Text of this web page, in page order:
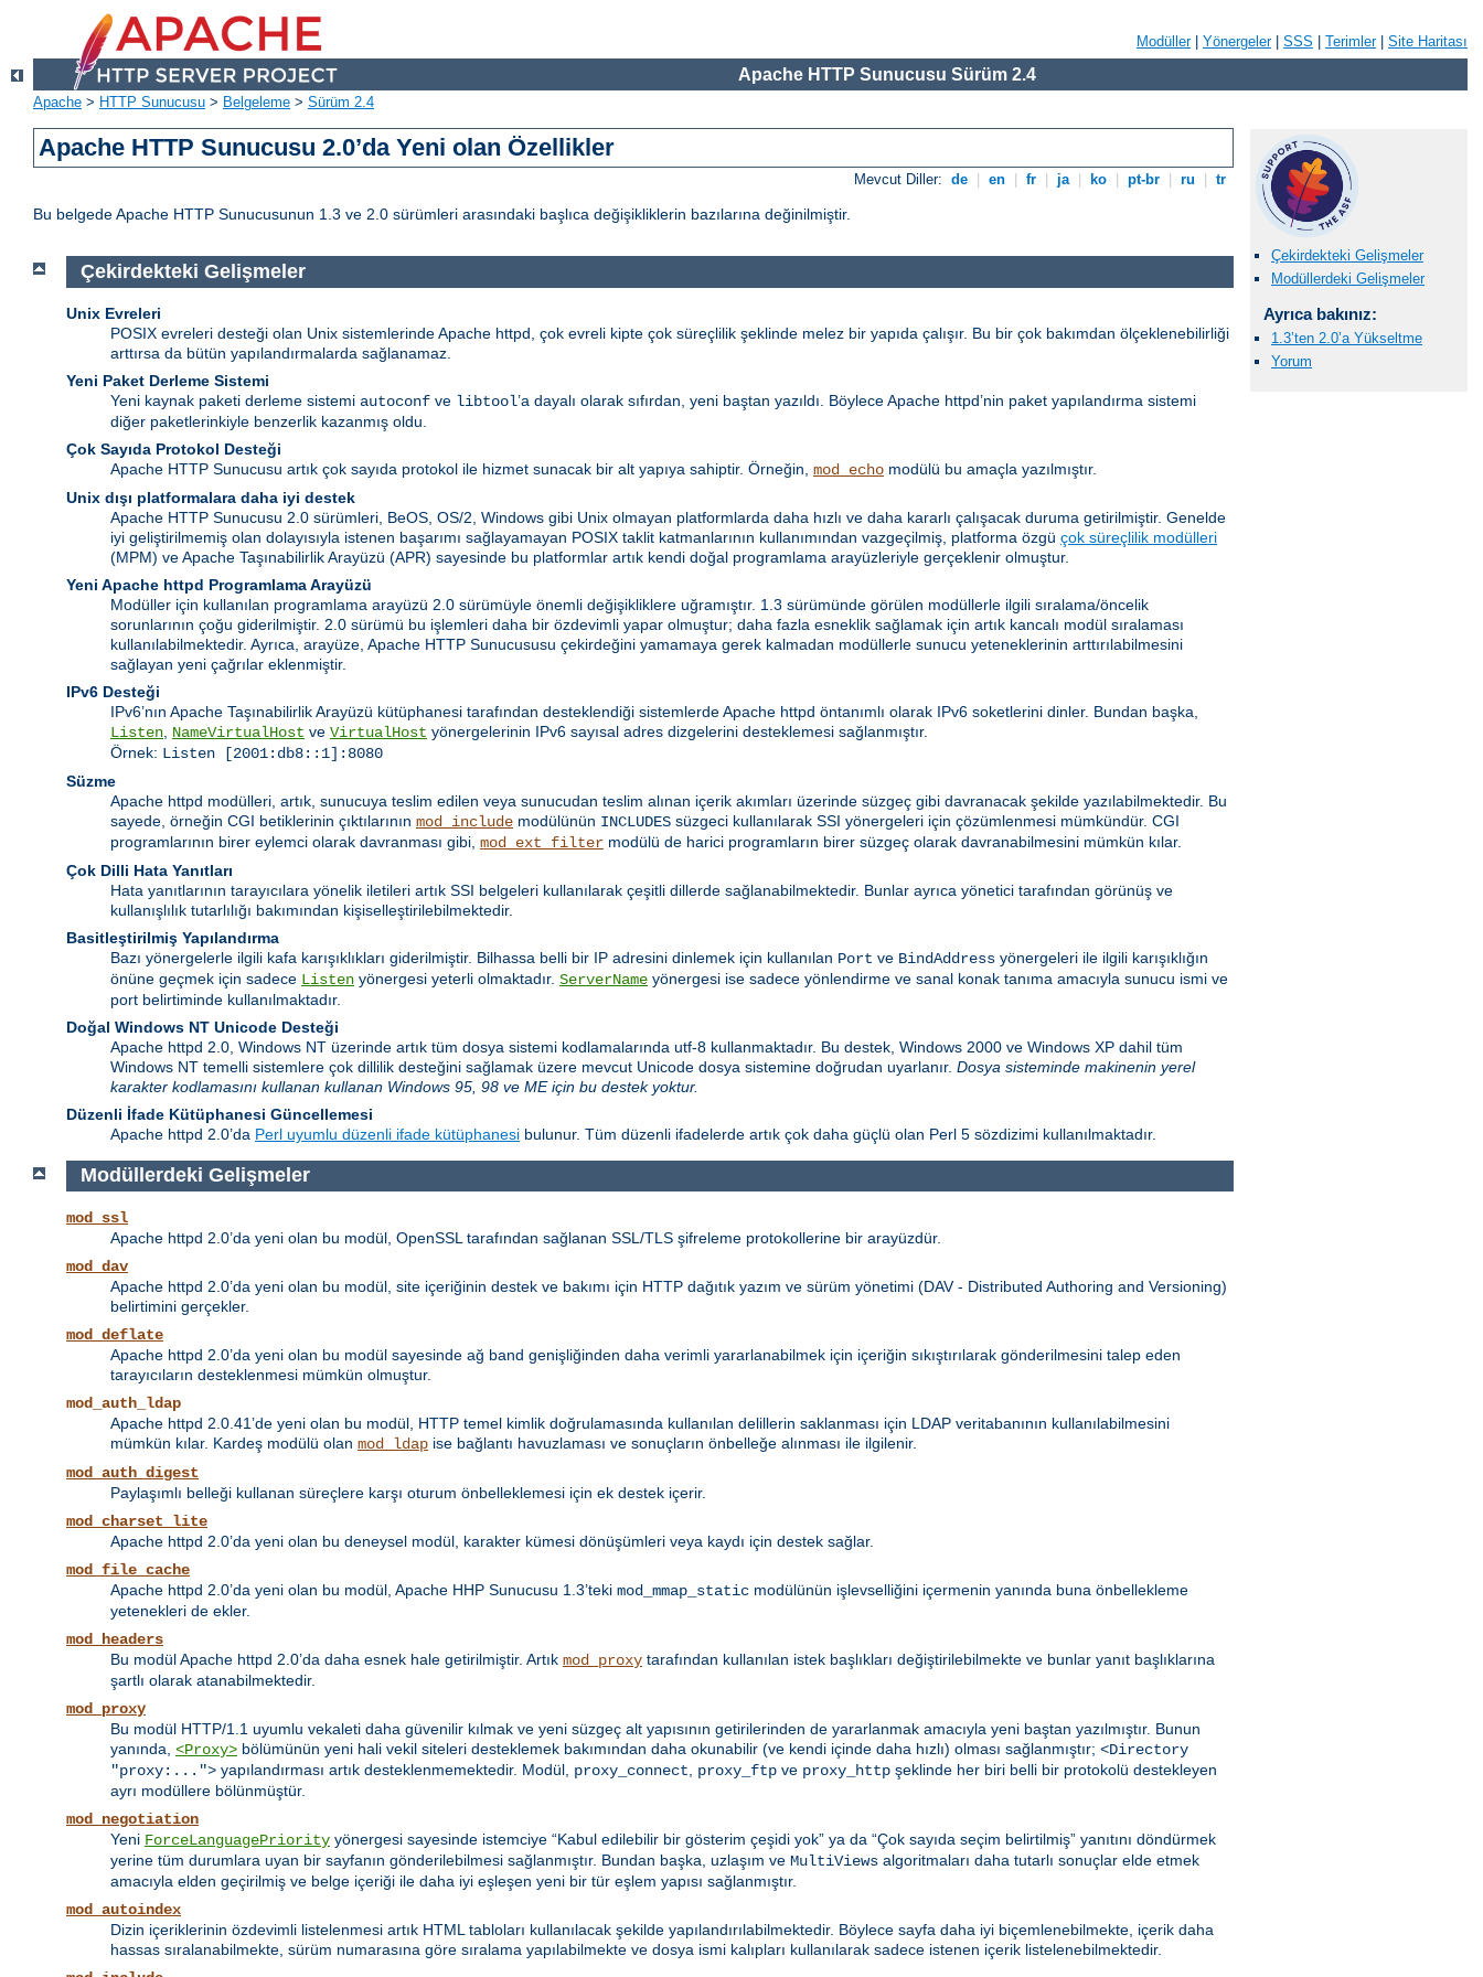
Modüller| Yönergeler| SSS Terimler| Site Haritası
Apache HTTP Sunucusu Sürüm 2.4
Apache > HTTP Sunucusu > Belgeleme > Sürüm 2.4
Apache HTTP Sunucusu 2.0’da Yeni olan Özellikler
Mevcut Diller: de en fr ja ko pt-br ru tr
Bu belgede Apache HTTP Sunucusunun 1.3 ve 2.0 sürümleri arasındaki başlıca değişikliklerin bazılarına değinilmiştir.
Çekirdekteki Gelişmeler
Modüllerdeki Gelişmeler
Ayrıca bakınız:
1.3’ten 2.0’a Yükseltme
Yorum
Çekirdekteki Gelişmeler
Unix Evreleri
POSIX evreleri desteği olan Unix sistemlerinde Apache httpd, çok evreli kipte çok süreçlilik şeklinde melez bir yapıda çalışır. Bu bir çok bakımdan ölçeklenebilirliği
arttırsa da bütün yapılandırmalarda sağlanamaz.
Yeni Paket Derleme Sistemi
Yeni kaynak paketi derleme sistemi autoconf ve libtool’a dayalı olarak sıfırdan, yeni baştan yazıldı. Böylece Apache httpd’nin paket yapılandırma sistemi
diğer paketlerinkiyle benzerlik kazanmış oldu.
Çok Sayıda Protokol Desteği
Apache HTTP Sunucusu artık çok sayıda protokol ile hizmet sunacak bir alt yapıya sahiptir. Örneğin, mod_echo modülü bu amaçla yazılmıştır.
Unix dışı platformalara daha iyi destek
Apache HTTP Sunucusu 2.0 sürümleri, BeOS, OS/2, Windows gibi Unix olmayan platformlarda daha hızlı ve daha kararlı çalışacak duruma getirilmiştir. Genelde
iyi geliştirilmemiş olan dolayısıyla istenen başarımı sağlayamayan POSIX taklit katmanlarının kullanımından vazgeçilmiş, platforma özgü çok süreçlilik modülleri
(MPM) ve Apache Taşınabilirlik Arayüzü (APR) sayesinde bu platformlar artık kendi doğal programlama arayüzleriyle gerçeklenir olmuştur.
Yeni Apache httpd Programlama Arayüzü
Modüller için kullanılan programlama arayüzü 2.0 sürümüyle önemli değişikliklere uğramıştır. 1.3 sürümünde görülen modüllerle ilgili sıralama/öncelik
sorunlarının çoğu giderilmiştir. 2.0 sürümü bu işlemleri daha bir özdevimli yapar olmuştur; daha fazla esneklik sağlamak için artık kancalı modül sıralaması
kullanılabilmektedir. Ayrıca, arayüze, Apache HTTP Sunucususu çekirdeğini yamamaya gerek kalmadan modüllerle sunucu yeteneklerinin arttırılabilmesini
sağlayan yeni çağrılar eklenmiştir.
IPv6 Desteği
IPv6’nın Apache Taşınabilirlik Arayüzü kütüphanesi tarafından desteklendiği sistemlerde Apache httpd öntanımlı olarak IPv6 soketlerini dinler. Bundan başka,
Listen NameVirtualHost ve VirtualHost yönergelerinin IPv6 sayısal adres dizgelerini desteklemesi sağlanmıştır.
Örnek: Listen [2001:db8::1]:8080
Süzme
Apache httpd modülleri, artık, sunucuya teslim edilen veya sunucudan teslim alınan içerik akımları üzerinde süzgeç gibi davranacak şekilde yazılabilmektedir. Bu
sayede, örneğin CGI betiklerinin çıktılarının mod_include modülünün INCLUDES süzgeci kullanılarak SSI yönergeleri için çözümlenmesi mümkündür. CGI
programlarının birer eylemci olarak davranması gibi, mod_ext_filter modülü de harici programların birer süzgeç olarak davranabilmesini mümkün kılar.
Çok Dilli Hata Yanıtları
Hata yanıtlarının tarayıcılara yönelik iletileri artık SSI belgeleri kullanılarak çeşitli dillerde sağlanabilmektedir. Bunlar ayrıca yönetici tarafından görünüş ve
kullanışlılık tutarlılığı bakımından kişiselleştirilebilmektedir.
Basitleştirilmiş Yapılandırma
Bazı yönergelerle ilgili kafa karışıklıkları giderilmiştir. Bilhassa belli bir IP adresini dinlemek için kullanılan Port ve BindAddress yönergeleri ile ilgili karışıklığın
önüne geçmek için sadece Listen yönergesi yeterli olmaktadır. ServerName yönergesi ise sadece yönlendirme ve sanal konak tanıma amacıyla sunucu ismi ve
port belirtiminde kullanılmaktadır.
Doğal Windows NT Unicode Desteği
Apache httpd 2.0, Windows NT üzerinde artık tüm dosya sistemi kodlamalarında utf-8 kullanmaktadır. Bu destek, Windows 2000 ve Windows XP dahil tüm
Windows NT temelli sistemlere çok dillilik desteğini sağlamak üzere mevcut Unicode dosya sistemine doğrudan uyarlanır. Dosya sisteminde makinenin yerel
karakter kodlamasını kullanan kullanan Windows 95, 98 ve ME için bu destek yoktur.
Düzenli İfade Kütüphanesi Güncellemesi
Apache httpd 2.0’da Perl uyumlu düzenli ifade kütüphanesi bulunur. Tüm düzenli ifadelerde artık çok daha güçlü olan Perl 5 sözdizimi kullanılmaktadır.
Modüllerdeki Gelişmeler
mod_ssl
Apache httpd 2.0’da yeni olan bu modül, OpenSSL tarafından sağlanan SSL/TLS şifreleme protokollerine bir arayüzdür.
mod_dav
Apache httpd 2.0’da yeni olan bu modül, site içeriğinin destek ve bakımı için HTTP dağıtık yazım ve sürüm yönetimi (DAV - Distributed Authoring and Versioning)
belirtimini gerçekler.
mod_deflate
Apache httpd 2.0’da yeni olan bu modül sayesinde ağ band genişliğinden daha verimli yararlanabilmek için içeriğin sıkıştırılarak gönderilmesini talep eden
tarayıcıların desteklenmesi mümkün olmuştur.
mod_auth_ldap
Apache httpd 2.0.41’de yeni olan bu modül, HTTP temel kimlik doğrulamasında kullanılan delillerin saklanması için LDAP veritabanının kullanılabilmesini
mümkün kılar. Kardeş modülü olan mod_ldap ise bağlantı havuzlaması ve sonuçların önbelleğe alınması ile ilgilenir.
mod_auth_digest
Paylaşımlı belleği kullanan süreçlere karşı oturum önbelleklemesi için ek destek içerir.
mod_charset_lite
Apache httpd 2.0’da yeni olan bu deneysel modül, karakter kümesi dönüşümleri veya kaydı için destek sağlar.
mod_file_cache
Apache httpd 2.0’da yeni olan bu modül, Apache HHP Sunucusu 1.3’teki mod_mmap_static modülünün işlevselliğini içermenin yanında buna önbellekleme
yetenekleri de ekler.
mod_headers
Bu modül Apache httpd 2.0’da daha esnek hale getirilmiştir. Artık mod_proxy tarafından kullanılan istek başlıkları değiştirilebilmekte ve bunlar yanıt başlıklarına
şartlı olarak atanabilmektedir.
mod_proxy
Bu modül HTTP/1.1 uyumlu vekaleti daha güvenilir kılmak ve yeni süzgeç alt yapısının getirilerinden de yararlanmak amacıyla yeni baştan yazılmıştır. Bunun
yanında, <Proxy> bölümünün yeni hali vekil siteleri desteklemek bakımından daha okunabilir (ve kendi içinde daha hızlı) olması sağlanmıştır; <Directory
"proxy:..."> yapılandırması artık desteklenmemektedir. Modül, proxy_connect proxy_ftp ve proxy_http şeklinde her biri belli bir protokolü destekleyen
ayrı modüllere bölünmüştür.
mod_negotiation
Yeni ForceLanguagePriority yönergesi sayesinde istemciye “Kabul edilebilir bir gösterim çeşidi yok” ya da “Çok sayıda seçim belirtilmiş” yanıtını döndürmek
yerine tüm durumlara uyan bir sayfanın gönderilebilmesi sağlanmıştır. Bundan başka, uzlaşım ve MultiViews algoritmaları daha tutarlı sonuçlar elde etmek
amacıyla elden geçirilmiş ve belge içeriği ile daha iyi eşleşen yeni bir tür eşlem yapısı sağlanmıştır.
mod_autoindex
Dizin içeriklerinin özdevimli listelenmesi artık HTML tabloları kullanılacak şekilde yapılandırılabilmektedir. Böylece sayfa daha iyi biçemlenebilmekte, içerik daha
hassas sıralanabilmekte, sürüm numarasına göre sıralama yapılabilmekte ve dosya ismi kalıpları kullanılarak sadece istenen içerik listelenebilmektedir.